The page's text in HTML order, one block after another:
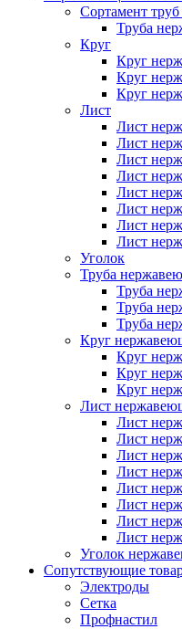
Сортамент
Труба
Круг
Круг
Круг
Круг
Лист
Лист
Лист
Лист
Лист
Лист
Лист
Лист
Лист
Уголок
Труба
Труба
Труба
Труба
Круг
Круг
Круг
Круг
Лист
Лист
Лист
Лист
Лист
Лист
Лист
Лист
Лист
Уголок
Cопутствующие
Электроды
Сетка
Профнастил